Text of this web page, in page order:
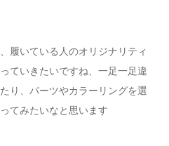
履いている人のオリジナリティ
ていきたいですね、一足一足違
り、パーツやカラーリングを選
てみたいなと思います